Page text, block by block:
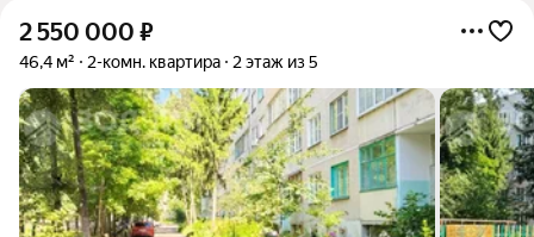
2 550 000 ₽
46,4 м² 2-комн. квартира 2 этаж из 5